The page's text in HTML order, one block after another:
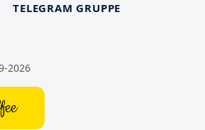
TELEGRAM GRUPPE
2026